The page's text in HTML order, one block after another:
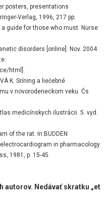
posters, presentations
Verlag, 1996, 217 pp.
a guide for those who must. Nurse
disorders [online]. Nov. 2004
html].
K. Sríning a liečebné
v novorodeneckom veku. Čs
medicínskych ilustrácii. 5. vyd.
of the rat. In:BUDDEN
electrocardiogram in pharmacology
1981, p. 15-45.
autorov. Nedávať skratku „et